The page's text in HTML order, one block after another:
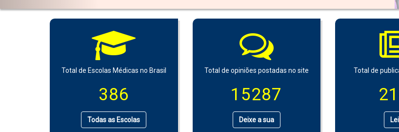
Total de Escolas Médicas no Brasil
386
Todas as Escolas
Total de opiniões postadas no site
15287
Deixe a sua
Total de